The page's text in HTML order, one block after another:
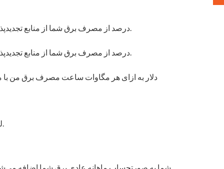
50درصد از مصرف برق شما از منابع تجدیدپذیر تأمین خواهد شد. متوجه هستم که به ازای هر کیلووات ساعت، مبلغ 0.005 دلار به قبض برق ماهانه من اضافه خواهد شد.
100درصد از مصرف برق شما از منابع تجدیدپذیر تأمین خواهد شد. متوجه هستم که به ازای هر کیلووات ساعت، مبلغ 0.01 دلار به قبض برق ماهانه من اضافه خواهد شد.
لطفاً از مشاور حساب استراتژیک من برای یافتن سطح مشارکتی که نیازهای تجاری من را برآورده می کند، با من تماس بگیرد.